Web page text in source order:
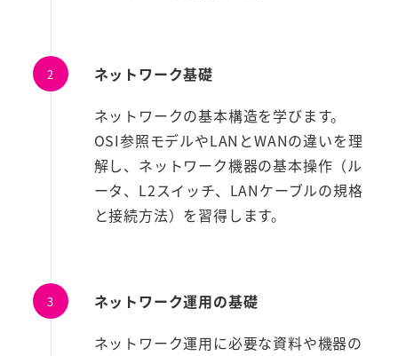
ネットワーク基礎
ネットワークの基本構造を学びます。
OSI参照モデルやLANとWANの違いを理
解し、ネットワーク機器の基本操作（ル
ータ、L2スイッチ、LANケーブルの規格
と接続方法）を習得します。
ネットワーク運用の基礎
ネットワーク運用に必要な資料や機器の